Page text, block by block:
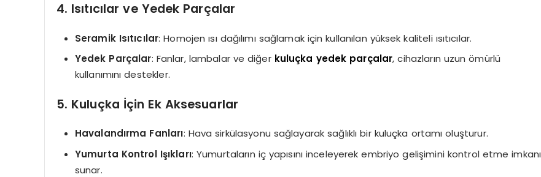
4. Isıtıcılar ve Yedek Parçalar
Seramik Isıtıcılar: Homojen ısı dağılımı sağlamak için kullanılan yüksek kaliteli ısıtıcılar.
Yedek Parçalar: Fanlar, lambalar ve diğer kuluçka yedek parçalar, cihazların uzun ömürlü
kullanımını destekler.
5. Kuluçka İçin Ek Aksesuarlar
Havalandırma Fanları: Hava sirkülasyonu sağlayarak sağlıklı bir kuluçka ortamı oluşturur.
Yumurta Kontrol Işıkları: Yumurtaların iç yapısını inceleyerek embriyo gelişimini kontrol etme imkanı
sunar.